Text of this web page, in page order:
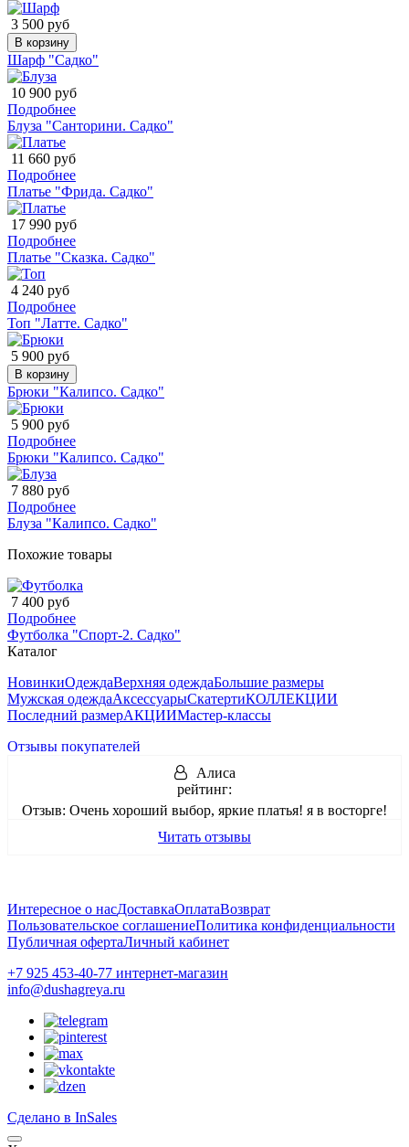
3 500 руб
В корзину
Шарф "Садко"
10 900 руб
Подробнее
Блуза "Санторини. Садко"
11 660 руб
Подробнее
Платье "Фрида. Садко"
17 990 руб
Подробнее
Платье "Сказка. Садко"
4 240 руб
Подробнее
Топ "Латте. Садко"
5 900 руб
В корзину
Брюки "Калипсо. Садко"
5 900 руб
Подробнее
Брюки "Калипсо. Садко"
7 880 руб
Подробнее
Блуза "Калипсо. Садко"
Похожие товары
7 400 руб
Подробнее
Футболка "Спорт-2. Садко"
Каталог
НовинкиОдеждаВерхняя одеждаБольшие размеры
Мужская одеждаАксессуарыСкатертиКОЛЛЕКЦИИ
Последний размерАКЦИИМастер-классы
Отзывы покупателей
Алиса
рейтинг:
Отзыв: Очень хороший выбор, яркие платья! я в восторге!
Читать отзывы
Интересное о насДоставкаОплатаВозврат
Пользовательское соглашениеПолитика конфиденциальности
Публичная офертаЛичный кабинет
+7 925 453-40-77 интернет-магазин
info@dushagreya.ru
Сделано в InSales